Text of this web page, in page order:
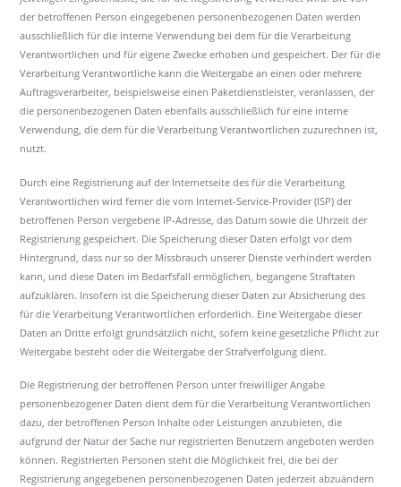
der betroffenen Person eingegebenen personenbezogenen Daten werden
ausschließlich für die interne Verwendung bei dem für die Verarbeitung
Verantwortlichen und für eigene Zwecke erhoben und gespeichert. Der für die
Verarbeitung Verantwortliche kann die Weitergabe an einen oder mehrere
Auftragsverarbeiter, beispielsweise einen Paketdienstleister, veranlassen, der
die personenbezogenen Daten ebenfalls ausschließlich für eine interne
Verwendung, die dem für die Verarbeitung Verantwortlichen zuzurechnen ist,
nutzt.
Durch eine Registrierung auf der Internetseite des für die Verarbeitung
Verantwortlichen wird ferner die vom Internet-Service-Provider (ISP) der
betroffenen Person vergebene IP-Adresse, das Datum sowie die Uhrzeit der
Registrierung gespeichert. Die Speicherung dieser Daten erfolgt vor dem
Hintergrund, dass nur so der Missbrauch unserer Dienste verhindert werden
kann, und diese Daten im Bedarfsfall ermöglichen, begangene Straftaten
aufzuklären. Insofern ist die Speicherung dieser Daten zur Absicherung des
für die Verarbeitung Verantwortlichen erforderlich. Eine Weitergabe dieser
Daten an Dritte erfolgt grundsätzlich nicht, sofern keine gesetzliche Pflicht zur
Weitergabe besteht oder die Weitergabe der Strafverfolgung dient.
Die Registrierung der betroffenen Person unter freiwilliger Angabe
personenbezogener Daten dient dem für die Verarbeitung Verantwortlichen
dazu, der betroffenen Person Inhalte oder Leistungen anzubieten, die
aufgrund der Natur der Sache nur registrierten Benutzern angeboten werden
können. Registrierten Personen steht die Möglichkeit frei, die bei der
Registrierung angegebenen personenbezogenen Daten jederzeit abzuändern